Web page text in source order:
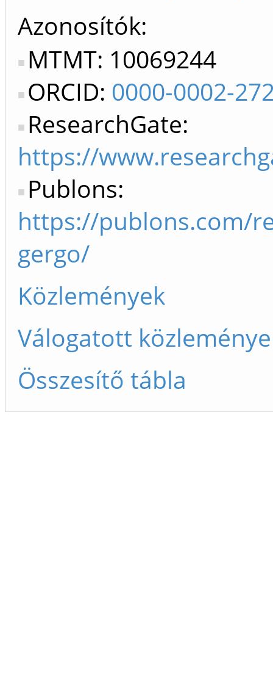
Azonosítók
MTMT: 10069244
ORCID: 0000-0002-
ResearchGate:
https://
Publons:
https://publons.com/
gergo/
Közlemények
Válogatott
Összesítő tábla